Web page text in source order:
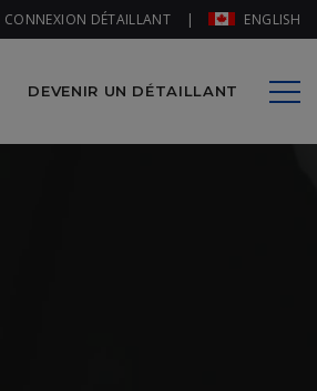
CONNEXION DÉTAILLANT | ENGLISH
DEVENIR UN DÉTAILLANT